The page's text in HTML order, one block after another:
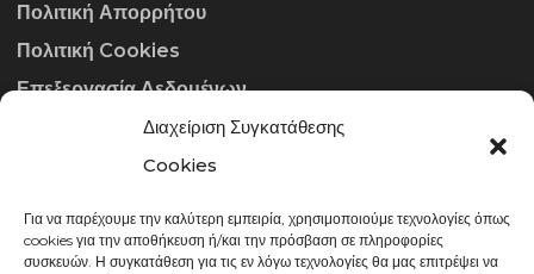
Διαχείριση Συγκατάθεσης
Cookies
Για να παρέχουμε την καλύτερη εμπειρία, χρησιμοποιούμε τεχνολογίες όπως
cookies για την αποθήκευση ή/και την πρόσβαση σε πληροφορίες
συσκευών. Η συγκατάθεση για τις εν λόγω τεχνολογίες θα μας επιτρέψει να
Πολιτική Απορρήτου
Πολιτική Cookies
Επεξεργασία Δεδομένων
ΣΤΟΙΧΕΊΑ ΕΠΙΚΟΙΝΩΝΊΑΣ
info@gowithraw.gr